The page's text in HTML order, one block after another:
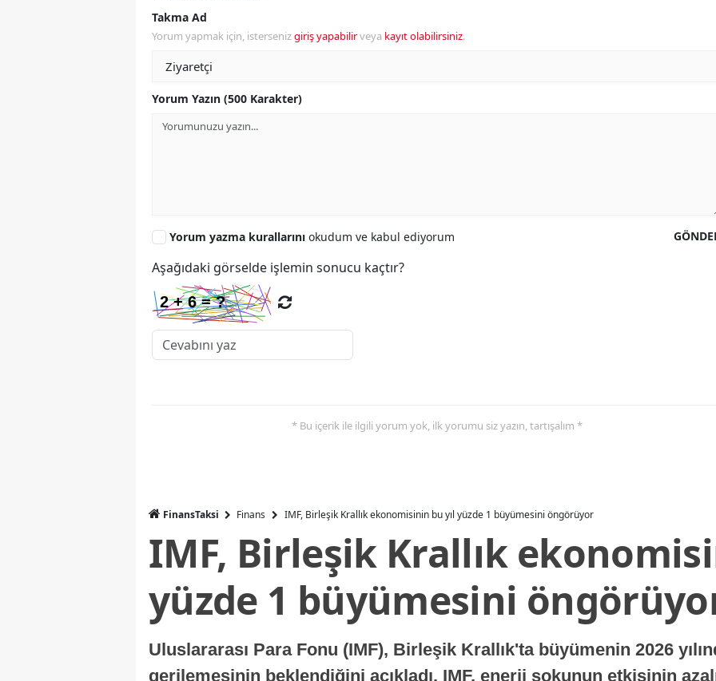
Takma Ad
Yorum yapmak için, istersenizgiriş yapabilirveya kayıt olabilirsiniz.
Yorum Yazın (500 Karakter)
Yorum yazma kurallarını okudum ve kabul ediyorum
Aşağıdaki görselde işlemin sonucu kaçtır?
* Bu içerik ile ilgili yorum yok, ilk yorumu siz yazın, tartışalım *
FinansTaksi Finans IMF, Birleşik Krallık ekonomisinin bu yıl yüzde 1 büyümesini öngörüyor
IMF, Birleşik Krallık
yüzde 1 büyümesini
Uluslararası Para Fonu (IMF), Birleşik Krallık'ta büyümenin 2026
gerilemesinin beklendiğini açıkladı. IMF, enerji şokunun etkisinin